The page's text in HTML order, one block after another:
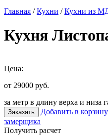
Главная /Кухни /Кухни из
Кухня
Цена:
от 29000 руб.
за метр в длину верха и низа
Заказать Добавить в корзину
замерщика
Получить расчет